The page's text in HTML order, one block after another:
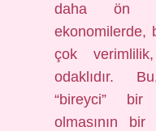
daha ön
ekonomilerde,
çok
odaklıdır.
“bireyci”
olmasının bir